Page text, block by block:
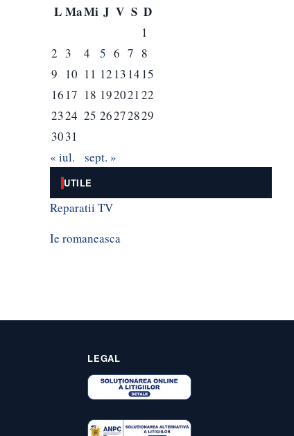
L MaMi J V S D
1
2 3 4 5 6 7 8
9
10 11 12 13 14 15
16 17 18 19202122
2324 25 26272829
3031
« iul.
sept. »
UTILE
Reparatii TV
Ie romaneasca
LEGAL